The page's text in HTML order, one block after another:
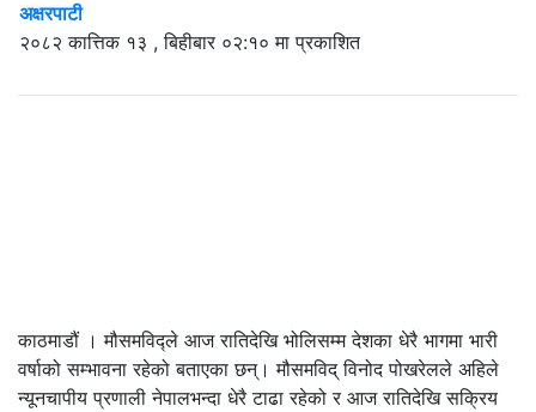
अक्षरपाटी
२०८२ कात्तिक १३ , बिहीबार ०२:१० मा प्रकाशित
काठमाडौं । मौसमविद्ले आज रातिदेखि भोलिसम्म देशका धेरै भागमा भारी
वर्षाको सम्भावना रहेको बताएका छन्। मौसमविद् विनोद पोखरेलले अहिले
न्यूनचापीय प्रणाली नेपालभन्दा धेरै टाढा रहेको र आज रातिदेखि सक्रिय